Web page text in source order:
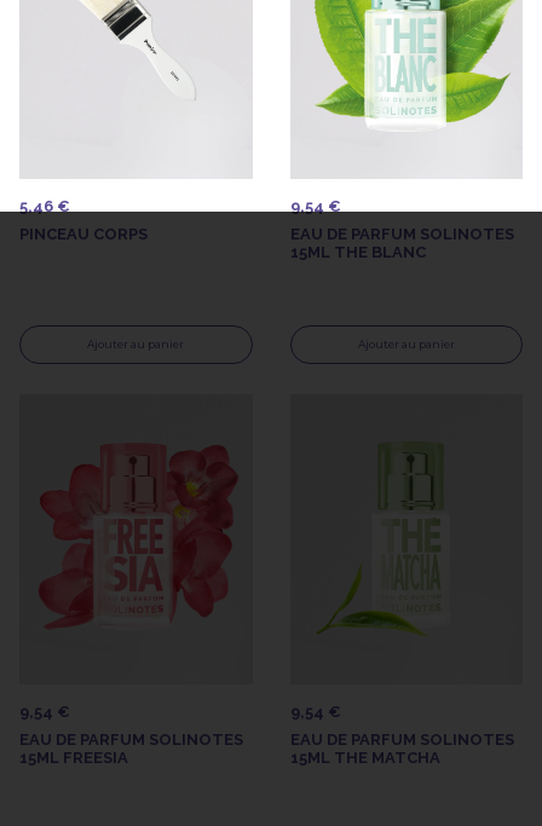
5,46 €
PINCEAU CORPS
Ajouter au panier
9,54 €
EAU DE PARFUM SOLINOTES
15ML THE BLANC
Ajouter au panier
9,54 €
EAU DE PARFUM SOLINOTES
15ML FREESIA
9,54 €
EAU DE PARFUM SOLINOTES
15ML THE MATCHA